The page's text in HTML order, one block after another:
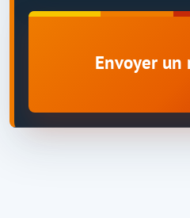
Envoyer un